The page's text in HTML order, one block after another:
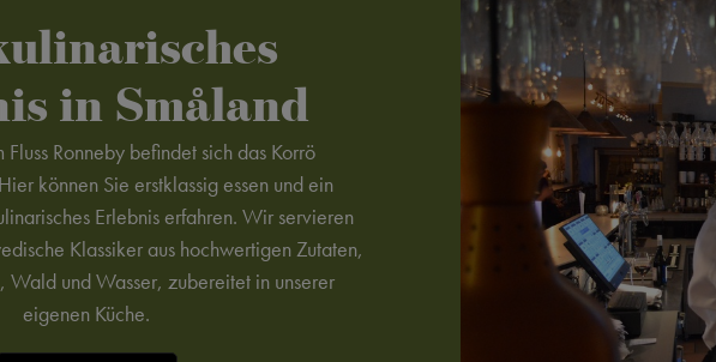
in Småland
Ronneby befindet sich das Korrö
können Sie erstklassig essen und ein
Erlebnis erfahren. Wir servieren
Klassiker aus hochwertigen Zutaten,
Wald und Wasser, zubereitet in unserer
eigenen Küche.